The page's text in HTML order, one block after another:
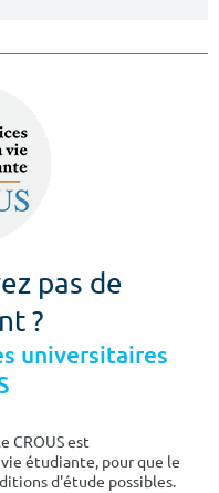
pas de
?
universitaires
CROUS est
étudiante, pour que le
d'étude possibles.